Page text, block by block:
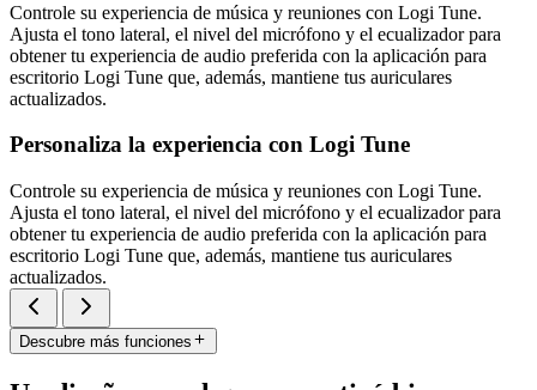
Controle su experiencia de música y reuniones con Logi Tune.
Ajusta el tono lateral, el nivel del micrófono y el ecualizador para
obtener tu experiencia de audio preferida con la aplicación para
escritorio Logi Tune que, además, mantiene tus auriculares
actualizados.
Personaliza la experiencia con Logi Tune
Controle su experiencia de música y reuniones con Logi Tune.
Ajusta el tono lateral, el nivel del micrófono y el ecualizador para
obtener tu experiencia de audio preferida con la aplicación para
escritorio Logi Tune que, además, mantiene tus auriculares
actualizados.
Descubre más funciones